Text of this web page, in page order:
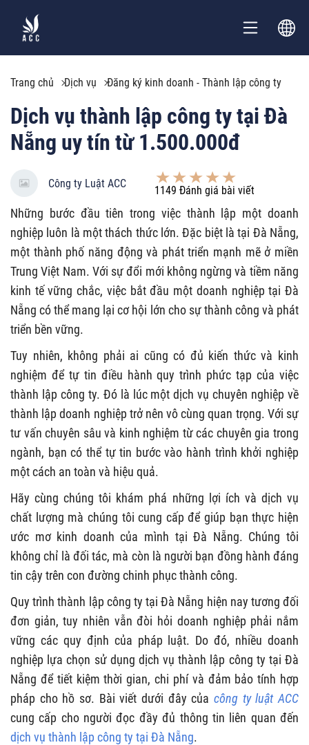
Trang chủ Dịch vụ Đăng ký kinh doanh - Thành lập công ty
Dịch vụ thành lập công ty tại Đà
Nẵng uy tín từ 1.500.000đ
Công ty Luật ACC
1149 Đánh giá bài viết
Những bước đầu tiên trong việc thành lập một doanh
nghiệp luôn là một thách thức lớn. Đặc biệt là tại Đà Nẵng,
một thành phố năng động và phát triển mạnh mẽ ở miền
Trung Việt Nam. Với sự đổi mới không ngừng và tiềm năng
kinh tế vững chắc, việc bắt đầu một doanh nghiệp tại Đà
Nẵng có thể mang lại cơ hội lớn cho sự thành công và phát
triển bền vững.
Tuy nhiên, không phải ai cũng có đủ kiến thức và kinh
nghiệm để tự tin điều hành quy trình phức tạp của việc
thành lập công ty. Đó là lúc một dịch vụ chuyên nghiệp về
thành lập doanh nghiệp trở nên vô cùng quan trọng. Với sự
tư vấn chuyên sâu và kinh nghiệm từ các chuyên gia trong
ngành, bạn có thể tự tin bước vào hành trình khởi nghiệp
một cách an toàn và hiệu quả.
Hãy cùng chúng tôi khám phá những lợi ích và dịch vụ
chất lượng mà chúng tôi cung cấp để giúp bạn thực hiện
ước mơ kinh doanh của mình tại Đà Nẵng. Chúng tôi
không chỉ là đối tác, mà còn là người bạn đồng hành đáng
tin cậy trên con đường chinh phục thành công.
Quy trình thành lập công ty tại Đà Nẵng hiện nay tương đối
đơn giản, tuy nhiên vẫn đòi hỏi doanh nghiệp phải nắm
vững các quy định của pháp luật. Do đó, nhiều doanh
nghiệp lựa chọn sử dụng dịch vụ thành lập công ty tại Đà
Nẵng để tiết kiệm thời gian, chi phí và đảm bảo tính hợp
pháp cho hồ sơ. Bài viết dưới đây của công ty luật ACC
cung cấp cho người đọc đầy đủ thông tin liên quan đến
dịch vụ thành lập công ty tại Đà Nẵng.